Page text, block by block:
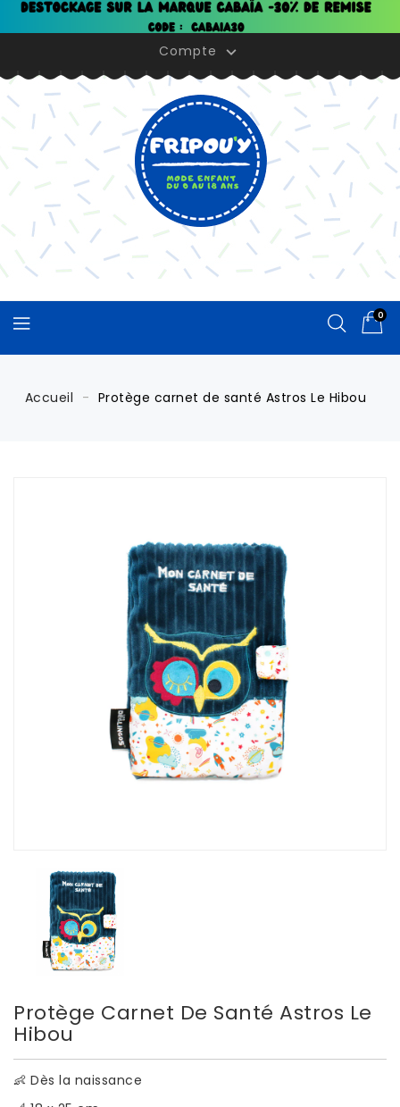
Compte 
0
Accueil Protège carnet de santé Astros Le Hibou
Protège Carnet De Santé Astros Le
Hibou
👶 Dès la naissance
Panneau de gestion des cookies